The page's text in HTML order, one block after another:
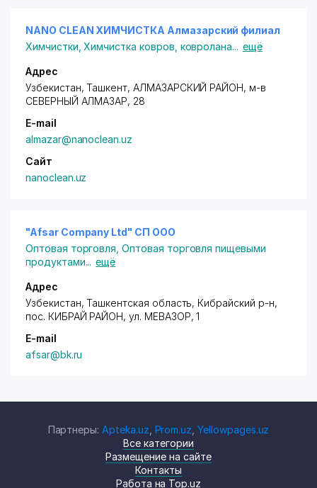
NANO CLEAN ХИМЧИСТКА Алмазарский филиал
Химчистки ,Химчистка ковров, ковролана... ещё
Адрес
Узбекистан, Ташкент, АЛМАЗАРСКИЙ РАЙОН, м-в
СЕВЕРНЫЙ АЛМАЗАР, 28
E-mail
almazar@nanoclean.uz
Сайт
nanoclean.uz
"Afsar Company Ltd" СП ООО
Оптовая торговля ,Оптовая торговля пищевыми
продуктами... ещё
Адрес
Узбекистан, Ташкентская область, Кибрайский р-н,
пос. КИБРАЙ РАЙОН,ул. МЕВАЗОР, 1
E-mail
afsar@bk.ru
Партнеры: Apteka.uz Prom.uz ,Yellowpages.uz
Все категории
Размещение на сайте
Контакты
Работа на Top.uz